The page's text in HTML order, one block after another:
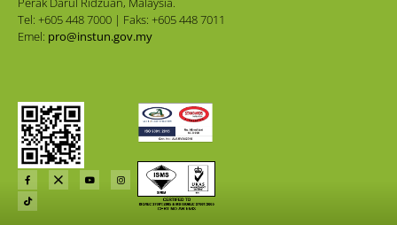
Tel: +605 448 7000 | Faks: +605 448 7011
Emel: pro@instun.gov.my